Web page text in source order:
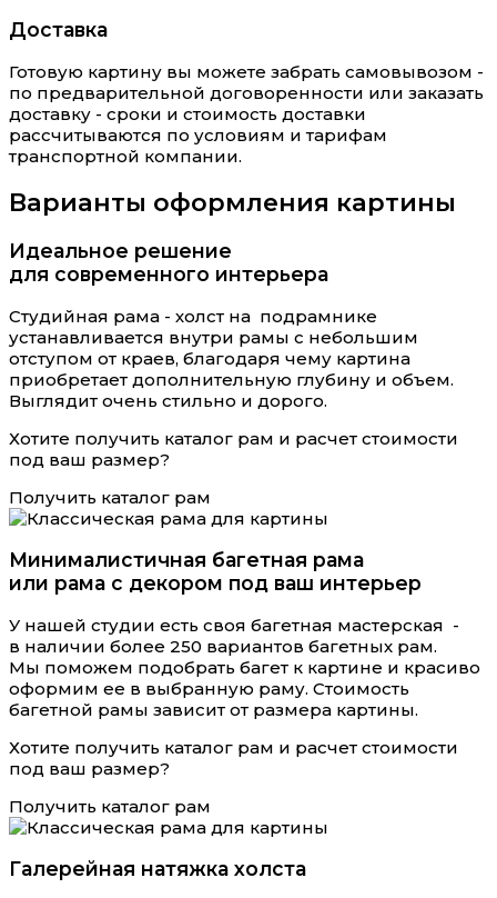
Доставка
Готовую картину вы можете забрать самовывозом -
по предварительной договоренности или заказать
доставку - сроки и стоимость доставки
рассчитываются по условиям и тарифам
транспортной компании.
Варианты оформления картины
Идеальное решение
для современного интерьера
Студийная рама - холст на подрамнике
устанавливается внутри рамы с небольшим
отступом от краев, благодаря чему картина
приобретает дополнительную глубину и объем.
Выглядит очень стильно и дорого.
Хотите получить каталог рам и расчет стоимости
под ваш размер?
Получить каталог рам
Минималистичная багетная рама
или рама с декором под ваш интерьер
У нашей студии есть своя багетная мастерская -
в наличии более 250 вариантов багетных рам.
Мы поможем подобрать багет к картине и красиво
оформим ее в выбранную раму. Стоимость
багетной рамы зависит от размера картины.
Хотите получить каталог рам и расчет стоимости
под ваш размер?
Получить каталог рам
Галерейная натяжка холста